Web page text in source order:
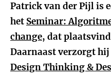
Patrick van der Pijl is
het Seminar:
change, dat
Daarnaast verzorgt hij
Design Thinking &